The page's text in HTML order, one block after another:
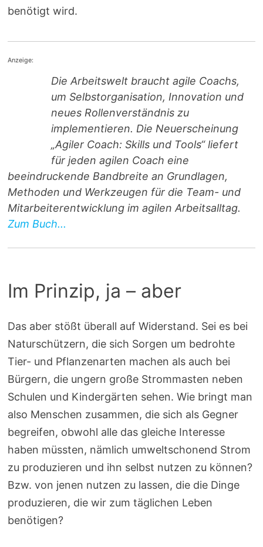
benötigt wird.
Anzeige:
Die Arbeitswelt braucht agile Coachs,
um Selbstorganisation, Innovation und
neues Rollenverständnis zu
implementieren. Die Neuerscheinung
„Agiler Coach: Skills und Tools“ liefert
für jeden agilen Coach eine
beeindruckende Bandbreite an Grundlagen,
Methoden und Werkzeugen für die Team- und
Mitarbeiterentwicklung im agilen Arbeitsalltag.
Zum Buch...
Im Prinzip, ja – aber
Das aber stößt überall auf Widerstand. Sei es bei
Naturschützern, die sich Sorgen um bedrohte
Tier- und Pflanzenarten machen als auch bei
Bürgern, die ungern große Strommasten neben
Schulen und Kindergärten sehen. Wie bringt man
also Menschen zusammen, die sich als Gegner
begreifen, obwohl alle das gleiche Interesse
haben müssten, nämlich umweltschonend Strom
zu produzieren und ihn selbst nutzen zu können?
Bzw. von jenen nutzen zu lassen, die die Dinge
produzieren, die wir zum täglichen Leben
benötigen?